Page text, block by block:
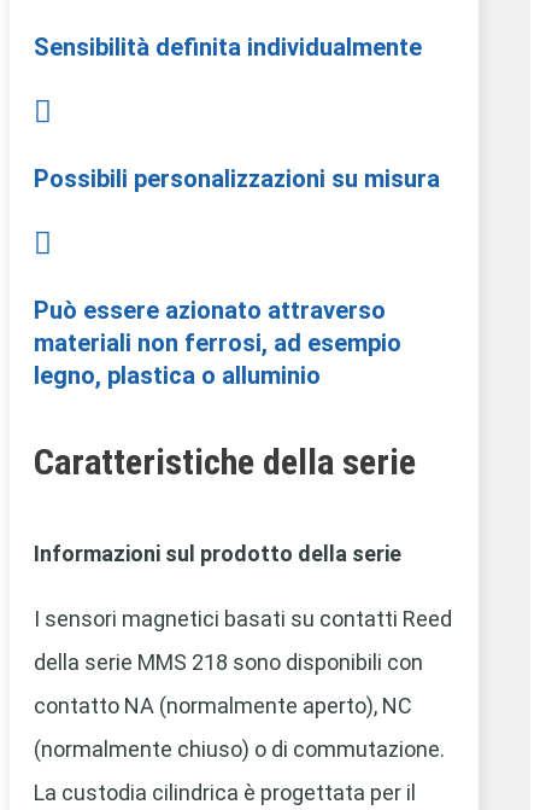
Sensibilità definita individualmente

Possibili personalizzazioni su misura

Può essere azionato attraverso
materiali non ferrosi, ad esempio
legno, plastica o alluminio
Caratteristiche della serie
Informazioni sul prodotto della serie
I sensori magnetici basati su contatti Reed
della serie MMS 218 sono disponibili con
contatto NA (normalmente aperto), NC
(normalmente chiuso) o di commutazione.
La custodia cilindrica è progettata per il